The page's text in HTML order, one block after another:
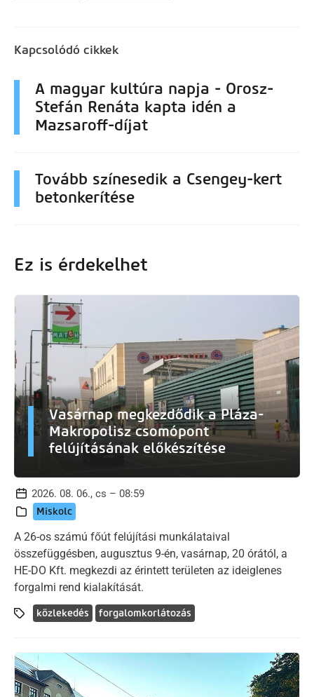
Kapcsolódó cikkek
A magyar kultúra napja - Orosz-
Stefán Renáta kapta idén a
Mazsaroff-díjat
Tovább színesedik a Csengey-kert
betonkerítése
Ez is érdekelhet
Vasárnap megkezdődik a Pláza-
Makropolisz csomópont
felújításának előkészítése
2026. 08. 06., cs – 08:59
Miskolc
A 26-os számú főút felújítási munkálataival
összefüggésben, augusztus 9-én, vasárnap, 20 órától, a
HE-DO Kft. megkezdi az érintett területen az ideiglenes
forgalmi rend kialakítását.
közlekedés forgalomkorlátozás